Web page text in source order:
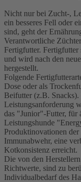
Nicht nur bei Zucht-,
ein besseres Fell oder
sind, geht der
Verantwortliche
Fertigfutter.
und wird nach den
hergestellt.
Folgende
Dose oder als
Beifutter (z.B.
Leistungsanforderung
das "Junior"-Futter, für
Leistungshunde
Produktinovationen
Immunabwehr, eine
Kotkonsistenz erreicht.
Die von den
Richtwerte, sind zu
Individualbedarf des